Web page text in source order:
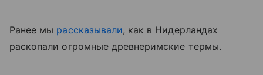
Ранее мы рассказывали, как в Нидерландах
раскопали огромные древнеримские термы.